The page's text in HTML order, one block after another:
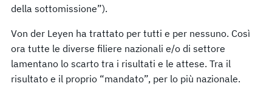
della sottomissione”).
Von der Leyen ha trattato per tutti e per nessuno. Così
ora tutte le diverse filiere nazionali e/o di settore
lamentano lo scarto tra i risultati e le attese. Tra il
risultato e il proprio “mandato”, per lo più nazionale.